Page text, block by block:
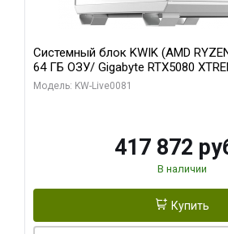
Системный блок KWIK (AMD
64 ГБ ОЗУ/ Gigabyte RTX5080
16GB GDDR7 256bit/ 1 ТБ SSD)
Модель: KW-Live0081
417 872
В наличии
Купить